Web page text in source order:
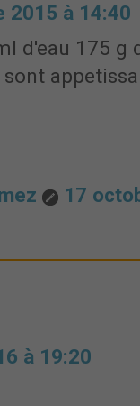
2015 à 14:40
d'eau 175 g
17
à 19:20